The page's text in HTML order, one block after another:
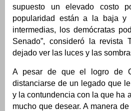
supuesto un elevado costo
popularidad están a la baja y
intermedias, los demócratas
Senado”, consideró la
dejado ver las luces y las
A pesar de que el logro de
distanciarse de un legado que
y la contundencia con la que ha
mucho que desear. A manera